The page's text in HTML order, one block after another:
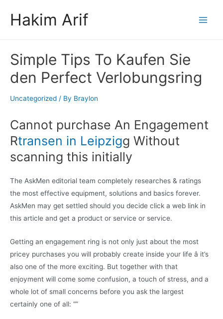
Hakim Arif
Simple Tips To Kaufen Sie
den Perfect Verlobungsring
Uncategorized / By Braylon
Cannot purchase An Engagement
Rtransen in Leipzigg Without
scanning this initially
The AskMen editorial team completely researches & ratings
the most effective equipment, solutions and basics forever.
AskMen may get settled should you decide click a web link in
this article and get a product or service or service.
Getting an engagement ring is not only just about the most
pricey purchases you will probably create inside your life â it’s
also one of the more exciting. But together with that
enjoyment will come some confusion, a touch of stress, and a
whole lot of small concerns before you ask the largest
certainly one of all: “”